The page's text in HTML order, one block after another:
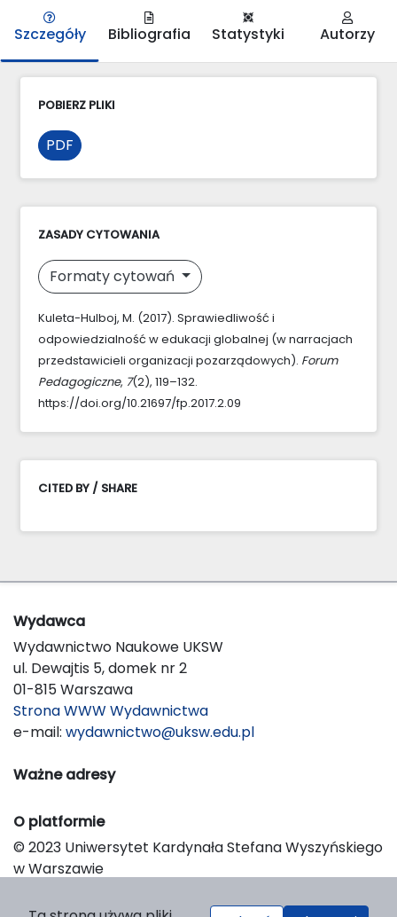
Szczegóły Bibliografia Statystyki Autorzy
POBIERZ PLIKI
PDF
ZASADY CYTOWANIA
Formaty cytowań
Kuleta-Hulboj, M. (2017). Sprawiedliwość i
odpowiedzialność w edukacji globalnej (w narracjach
przedstawicieli organizacji pozarządowych). Forum
Pedagogiczne, 7(2), 119–132.
https://doi.org/10.21697/fp.2017.2.09
CITED BY / SHARE
Wydawca
Wydawnictwo Naukowe UKSW
ul. Dewajtis 5, domek nr 2
01-815 Warszawa
Strona WWW Wydawnictwa
e-mail: wydawnictwo@uksw.edu.pl
Ważne adresy
O platformie
© 2023 Uniwersytet Kardynała Stefana Wyszyńskiego
w Warszawie
Platform & Workflow by OJS/PKP